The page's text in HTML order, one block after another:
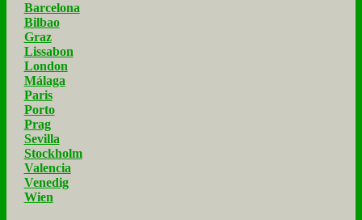
Barcelona
Bilbao
Graz
Lissabon
London
Málaga
Paris
Porto
Prag
Sevilla
Stockholm
Valencia
Venedig
Wien